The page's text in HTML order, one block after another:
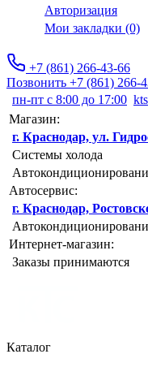
Авторизация
Мои закладки (0)
+7 (861) 266-43-66
Позвонить +7 (861) 266-
пн-пт с 8:00 до 17:00
Магазин:
г. Краснодар, ул.
Системы холода
Автосервис:
г. Краснодар,
Интернет-магазин:
Заказы принимаются
Каталог